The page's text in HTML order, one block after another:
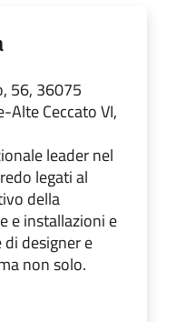
56, 36075
Ceccato VI,
leader nel
legati al
della
e installazioni e
designer e
non solo.